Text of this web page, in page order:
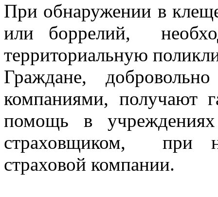
При обнаружении в
или боррелий,
территориальную
Граждане,
компаниями, получают
помощь в учреждениях
страховщиком, при
страховой компании.